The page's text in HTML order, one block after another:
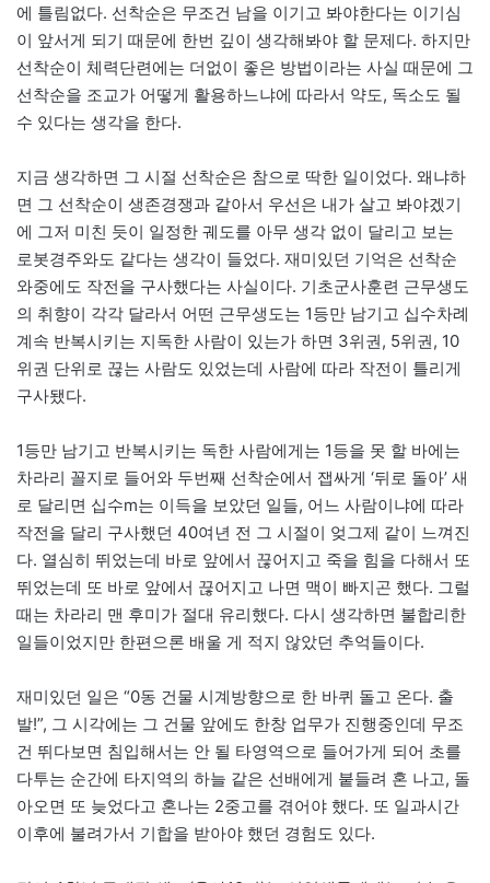
에 틀림없다. 선착순은 무조건 남을 이기고 봐야한다는 이기심
이 앞서게 되기 때문에 한번 깊이 생각해봐야 할 문제다. 하지만
선착순이 체력단련에는 더없이 좋은 방법이라는 사실 때문에 그
선착순을 조교가 어떻게 활용하느냐에 따라서 약도, 독소도 될
수 있다는 생각을 한다.
지금 생각하면 그 시절 선착순은 참으로 딱한 일이었다. 왜냐하
면 그 선착순이 생존경쟁과 같아서 우선은 내가 살고 봐야겠기
에 그저 미친 듯이 일정한 궤도를 아무 생각 없이 달리고 보는
로봇경주와도 같다는 생각이 들었다. 재미있던 기억은 선착순
와중에도 작전을 구사했다는 사실이다. 기초군사훈련 근무생도
의 취향이 각각 달라서 어떤 근무생도는 1등만 남기고 십수차례
계속 반복시키는 지독한 사람이 있는가 하면 3위권, 5위권, 10
위권 단위로 끊는 사람도 있었는데 사람에 따라 작전이 틀리게
구사됐다.
1등만 남기고 반복시키는 독한 사람에게는 1등을 못 할 바에는
차라리 꼴지로 들어와 두번째 선착순에서 잽싸게 ‘뒤로 돌아’ 새
로 달리면 십수m는 이득을 보았던 일들, 어느 사람이냐에 따라
작전을 달리 구사했던 40여년 전 그 시절이 엊그제 같이 느껴진
다. 열심히 뛰었는데 바로 앞에서 끊어지고 죽을 힘을 다해서 또
뛰었는데 또 바로 앞에서 끊어지고 나면 맥이 빠지곤 했다. 그럴
때는 차라리 맨 후미가 절대 유리했다. 다시 생각하면 불합리한
일들이었지만 한편으론 배울 게 적지 않았던 추억들이다.
재미있던 일은 “0동 건물 시계방향으로 한 바퀴 돌고 온다. 출
발!”, 그 시각에는 그 건물 앞에도 한창 업무가 진행중인데 무조
건 뛰다보면 침입해서는 안 될 타영역으로 들어가게 되어 초를
다투는 순간에 타지역의 하늘 같은 선배에게 붙들려 혼 나고, 돌
아오면 또 늦었다고 혼나는 2중고를 겪어야 했다. 또 일과시간
이후에 불려가서 기합을 받아야 했던 경험도 있다.